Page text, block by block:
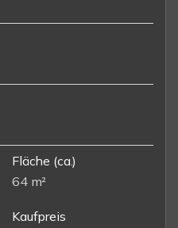
Fläche (ca.)
64 m²
Kaufpreis